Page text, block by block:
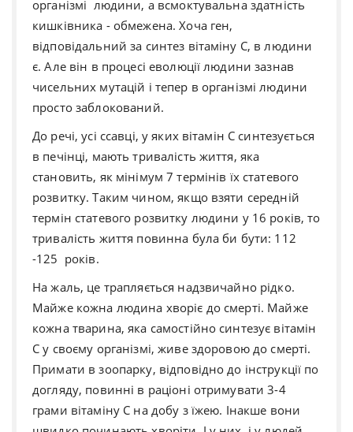
організмі людини, а всмоктувальна здатність
кишківника - обмежена. Хоча ген,
відповідальний за синтез вітаміну С, в людини
є. Але він в процесі еволюції людини зазнав
чисельних мутацій і тепер в організмі людини
просто заблокований.
До речі, усі ссавці, у яких вітамін С синтезується
в печінці, мають тривалість життя, яка
становить, як мінімум 7 термінів їх статевого
розвитку. Таким чином, якщо взяти середній
термін статевого розвитку людини у 16 років, то
тривалість життя повинна була би бути: 112
-125 років.
На жаль, це трапляється надзвичайно рідко.
Майже кожна людина хворіє до смерті. Майже
кожна тварина, яка самостійно синтезує вітамін
С у своєму організмі, живе здоровою до смерті.
Примати в зоопарку, відповідно до інструкції по
догляду, повинні в раціоні отримувати 3-4
грами вітаміну С на добу з їжею. Інакше вони